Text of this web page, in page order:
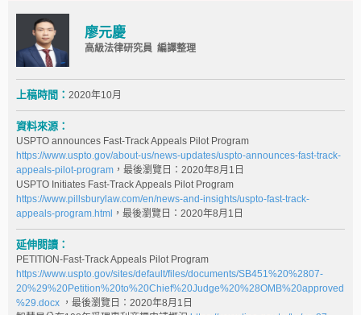
廖元慶
高級法律研究員 編譯整理
上稿時間： 2020年10月
資料來源：
USPTO announces Fast-Track Appeals Pilot Program
https://www.uspto.gov/about-us/news-updates/uspto-announces-fast-track-
appeals-pilot-program ，最後瀏覽日：2020年8月1日
USPTO Initiates Fast-Track Appeals Pilot Program
https://www.pillsburylaw.com/en/news-and-insights/uspto-fast-track-
appeals-program.html ，最後瀏覽日：2020年8月1日
延伸閱讀：
PETITION-Fast-Track Appeals Pilot Program
https://www.uspto.gov/sites/default/files/documents/SB451%20%2807-
20%29%20Petition%20to%20Chief%20Judge%20%28OMB%20approved
%29.docx ，最後瀏覽日：2020年8月1日